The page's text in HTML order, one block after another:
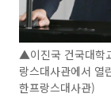
▲이진국 건국대학
랑스대사관에서 열
한프랑스대사관)